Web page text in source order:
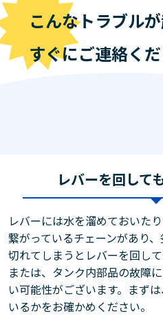
こんなトラブル
すぐにご連絡くだ
レバーを回して
レバーには水を溜めておいた
繋がっているチェーンがあり
切れてしまうとレバーを回し
または、タンク内部品の故障
い可能性がございます。まず
いるかをお確かめください。